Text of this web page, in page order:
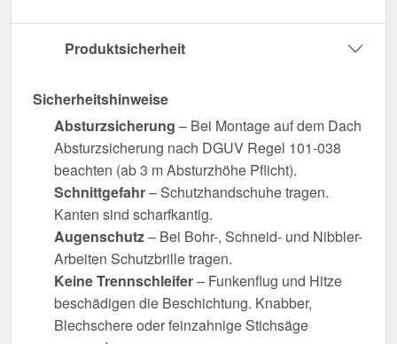
Produktsicherheit
Sicherheitshinweise
Absturzsicherung – Bei Montage auf dem Dach
Absturzsicherung nach DGUV Regel 101-038
beachten (ab 3 m Absturzhöhe Pflicht).
Schnittgefahr– Schutzhandschuhe tragen.
Kanten sind scharfkantig.
Augenschutz– Bei Bohr-, Schneid- und Nibbler-
Arbeiten Schutzbrille tragen.
Keine Trennschleifer– Funkenflug und Hitze
beschädigen die Beschichtung. Knabber,
Blechschere oder feinzahnige Stichsäge